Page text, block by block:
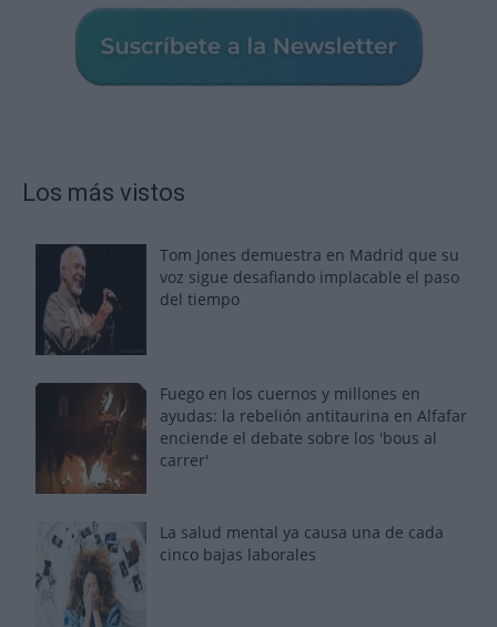
Los más vistos
Tom Jones demuestra en Madrid que su
voz sigue desafiando implacable el paso
del tiempo
Fuego en los cuernos y millones en
ayudas: la rebelión antitaurina en Alfafar
enciende el debate sobre los 'bous al
carrer'
La salud mental ya causa una de cada
cinco bajas laborales